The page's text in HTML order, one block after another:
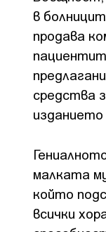
в
продава
средства
малката
който
всички